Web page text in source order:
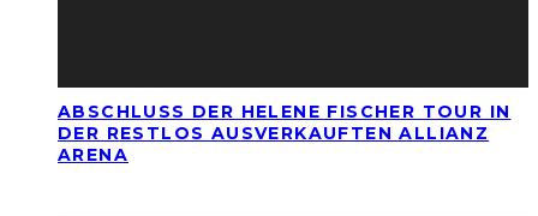
ABSCHLUSS DER HELENE FISCHER TOUR IN
DER RESTLOS AUSVERKAUFTEN ALLIANZ
ARENA